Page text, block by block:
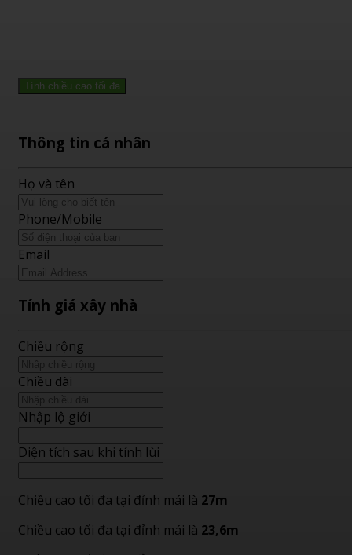
Tính chiều cao tối đa
Thông tin cá nhân
Họ và tên
Phone/Mobile
Email
Tính giá xây nhà
Chiều rộng
Chiều dài
Nhập lộ giới
Diện tích sau khi tính lùi
Chiều cao tối đa tại đỉnh mái là 27m
Chiều cao tối đa tại đỉnh mái là 23,6m